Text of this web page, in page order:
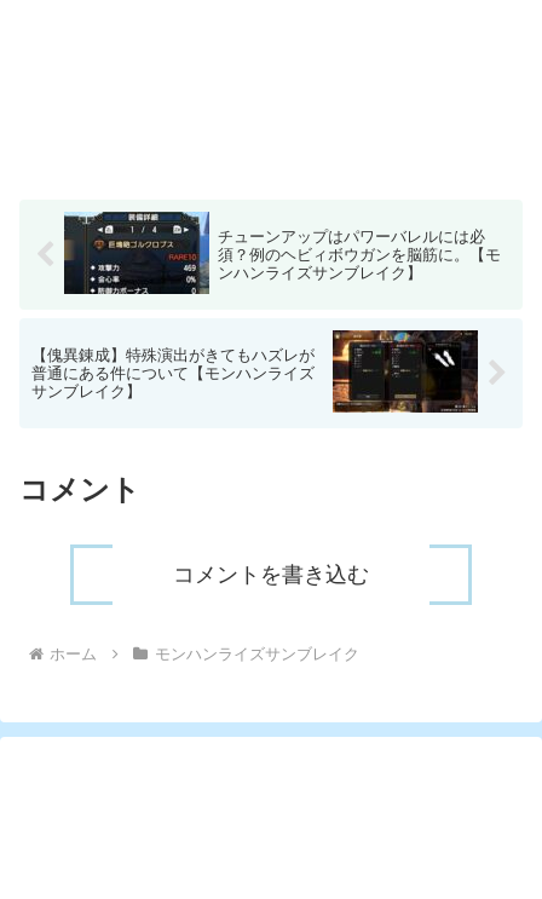
チューンアップはパワーバレルには必
須？例のヘビィボウガンを脳筋に。【モ
ンハンライズサンブレイク】
【傀異錬成】特殊演出がきてもハズレが
普通にある件について【モンハンライズ
サンブレイク】
コメント
コメントを書き込む
ホーム モンハンライズサンブレイク